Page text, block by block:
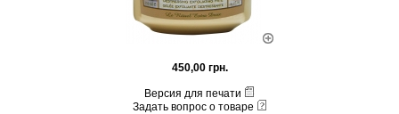
450,00 грн.
Версия для печати
Задать вопрос о товаре